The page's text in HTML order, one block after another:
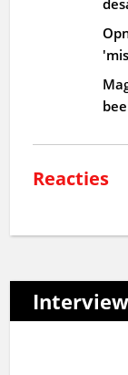
Reacties
Interview